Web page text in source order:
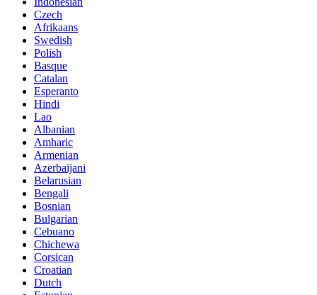
Czech
Afrikaans
Swedish
Polish
Basque
Catalan
Esperanto
Hindi
Lao
Albanian
Amharic
Armenian
Azerbaijani
Belarusian
Bengali
Bosnian
Bulgarian
Cebuano
Chichewa
Corsican
Croatian
Dutch